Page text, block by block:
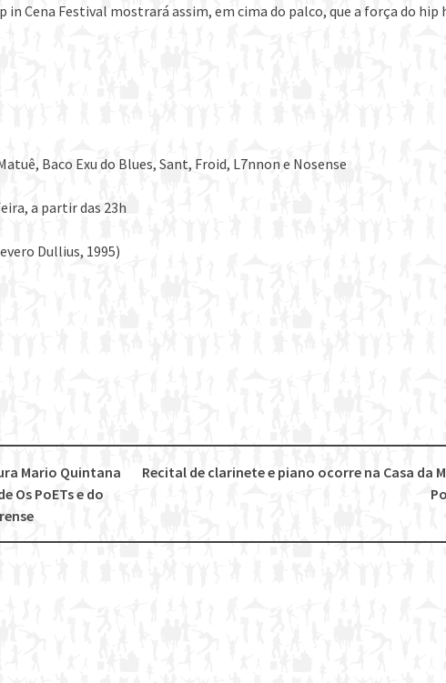
Cena Festival mostrará assim, em cima do palco, que a força do hip
Baco Exu do Blues, Sant, Froid, L7nnon e Nosense
a partir das 23h
Dullius, 1995)
Recital de clarinete e piano ocorre na Casa da
Mario Quintana
Os PoETs e do